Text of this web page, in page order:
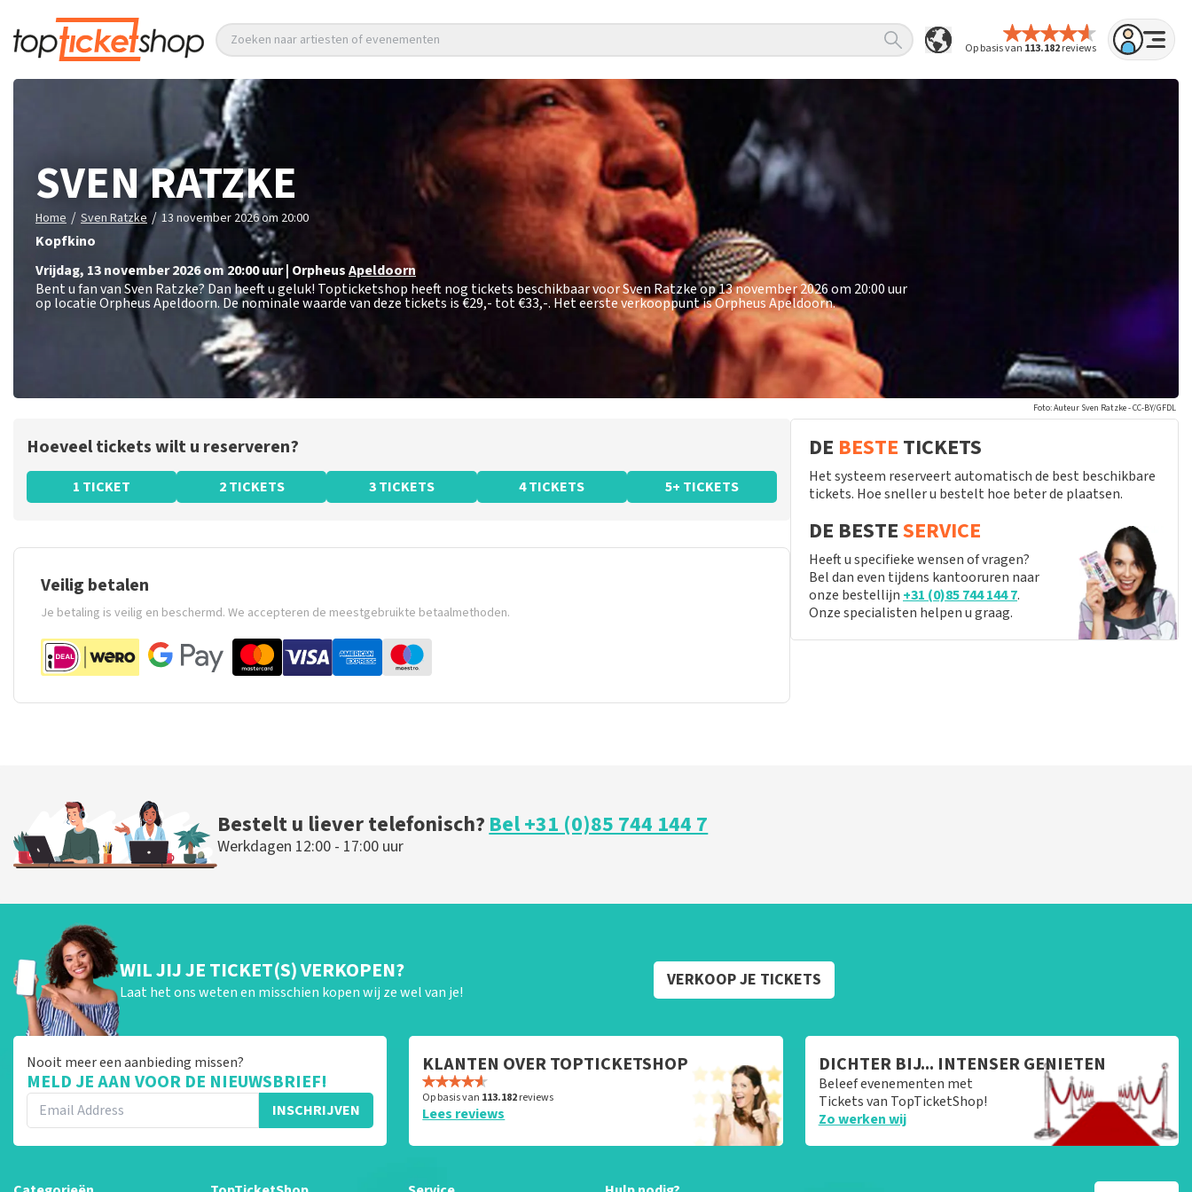
Op basis van 113.182reviews
Zoeken naar artiesten of evenementen
SVEN RATZKE
Home / Sven Ratzke / 13 november 2026 om 20:00
Kopfkino
vrijdag, 13 november 2026 om 20:00uur| OrpheusApeldoorn
Bent u fan van Sven Ratzke? Dan heeft u geluk! Topticketshop heeft nog tickets beschikbaar voor Sven Ratzke op 13 november 2026 om 20:00 uur
op locatie Orpheus Apeldoorn. De nominale waarde van deze tickets is€29,- tot €33,-. Het eerste verkooppunt is Orpheus Apeldoorn.
Foto: Auteur Sven Ratzke - CC-BY/GFDL
Hoeveel tickets wilt u reserveren?
1 TICKET 2 TICKETS 3 TICKETS 4 TICKETS 5+ TICKETS
Veilig betalen
Je betaling is veilig en beschermd. We accepteren de meestgebruikte betaalmethoden.
DE BESTE TICKETS
Het systeem reserveert automatisch de best beschikbare
tickets. Hoe sneller u bestelt hoe beter de plaatsen.
DE BESTESERVICE
Heeft u specifieke wensen of vragen?
Bel dan even tijdens kantooruren naar
onze bestellijn +31 (0)85 744 144 7.
Onze specialisten helpen u graag.
Bestelt u liever telefonisch?Bel +31 (0)85 744 144 7
Werkdagen 12:00 - 17:00 uur
WIL JIJ JE TICKET(S) VERKOPEN?
Laat het ons weten en misschien kopen wij ze wel van je!
VERKOOP JE TICKETS
Nooit meer een aanbieding missen?
MELD JE AAN VOOR DE NIEUWSBRIEF!
INSCHRIJVEN
KLANTEN OVER TOPTICKETSHOP
Op basis van 113.182reviews
Lees reviews
DICHTER BIJ... INTENSER GENIETEN
Beleef evenementen met
Tickets van TopTicketShop!
Zo werken wij